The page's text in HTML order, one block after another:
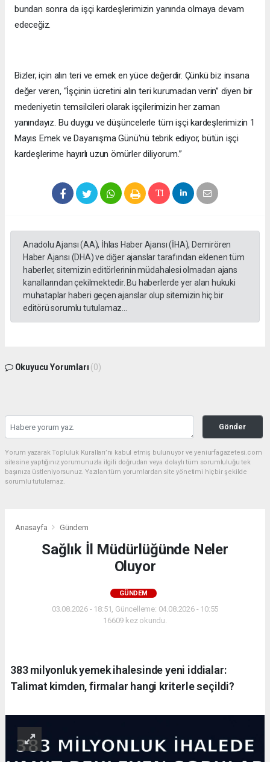
bundan sonra da işçi kardeşlerimizin yanında olmaya devam
edeceğiz.
Bizler, için alın teri ve emek en yüce değerdir. Çünkü biz insana
değer veren, “İşçinin ücretini alın teri kurumadan verin” diyen bir
medeniyetin temsilcileri olarak işçilerimizin her zaman
yanındayız. Bu duygu ve düşüncelerle tüm işçi kardeşlerimizin 1
Mayıs Emek ve Dayanışma Günü'nü tebrik ediyor, bütün işçi
kardeşlerime hayırlı uzun ömürler diliyorum.”
Anadolu Ajansı (AA), İhlas Haber Ajansı (İHA), Demirören
Haber Ajansı (DHA) ve diğer ajanslar tarafından eklenen tüm
haberler, sitemizin editörlerinin müdahalesi olmadan ajans
kanallarından çekilmektedir. Bu haberlerde yer alan hukuki
muhataplar haberi geçen ajanslar olup sitemizin hiç bir
editörü sorumlu tutulamaz...
Okuyucu Yorumları (0)
Gönder
Yorum yazarak Topluluk Kuralları’nı kabul etmiş bulunuyor ve yeniurfagazetesi.com
sitesine yaptığınız yorumunuzla ilgili doğrudan veya dolaylı tüm sorumluluğu tek
başınıza üstleniyorsunuz. Yazılan tüm yorumlardan site yönetimi hiçbir şekilde
sorumlu tutulamaz.
Anasayfa Gündem
Sağlık İl Müdürlüğünde Neler
Oluyor
GÜNDEM
03.08.2026 - 18:51, Güncelleme: 04.08.2026 - 10:55
16609 kez okundu.
383 milyonluk yemek ihalesinde yeni iddialar:
Talimat kimden, firmalar hangi kriterle seçildi?